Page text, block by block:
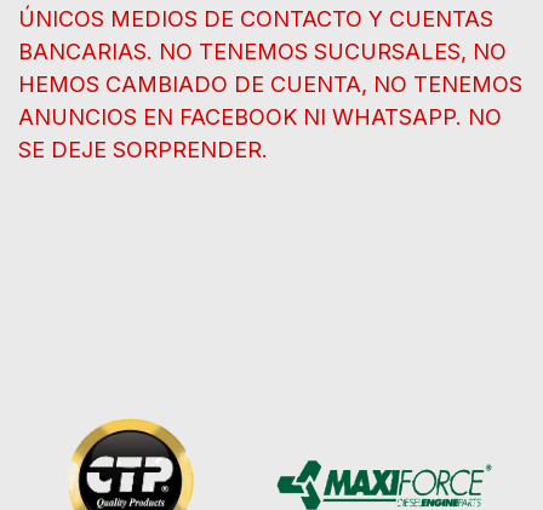
ÚNICOS MEDIOS DE CONTACTO Y CUENTAS
BANCARIAS. NO TENEMOS SUCURSALES, NO
HEMOS CAMBIADO DE CUENTA, NO TENEMOS
ANUNCIOS EN FACEBOOK NI WHATSAPP. NO
SE DEJE SORPRENDER.